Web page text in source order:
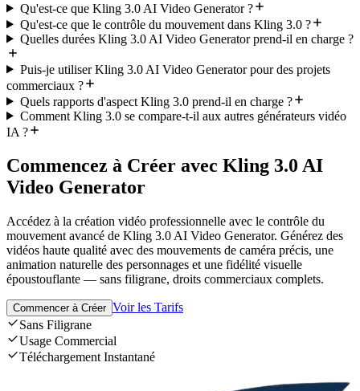
Qu'est-ce que Kling 3.0 AI Video Generator ?
Qu'est-ce que le contrôle du mouvement dans Kling 3.0 ?
Quelles durées Kling 3.0 AI Video Generator prend-il en charge ?
Puis-je utiliser Kling 3.0 AI Video Generator pour des projets
commerciaux ?
Quels rapports d'aspect Kling 3.0 prend-il en charge ?
Comment Kling 3.0 se compare-t-il aux autres générateurs vidéo
IA ?
Commencez à Créer avec Kling 3.0 AI
Video Generator
Accédez à la création vidéo professionnelle avec le contrôle du
mouvement avancé de Kling 3.0 AI Video Generator. Générez des
vidéos haute qualité avec des mouvements de caméra précis, une
animation naturelle des personnages et une fidélité visuelle
époustouflante — sans filigrane, droits commerciaux complets.
Commencer à Créer Voir les Tarifs
Sans Filigrane
Usage Commercial
Téléchargement Instantané